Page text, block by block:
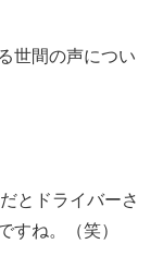
世間の声につい
とドライバーさ
すね。（笑）